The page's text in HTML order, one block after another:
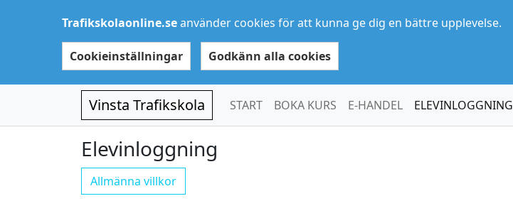
Trafikskolaonline.seanvänder cookies för att kunna ge dig en bättre upplevelse.
Cookieinställningar Godkänn alla cookies
Vinsta Trafikskola START BOKA KURS E-HANDEL ELEVINLOGGNING
Elevinloggning
Allmänna villkor